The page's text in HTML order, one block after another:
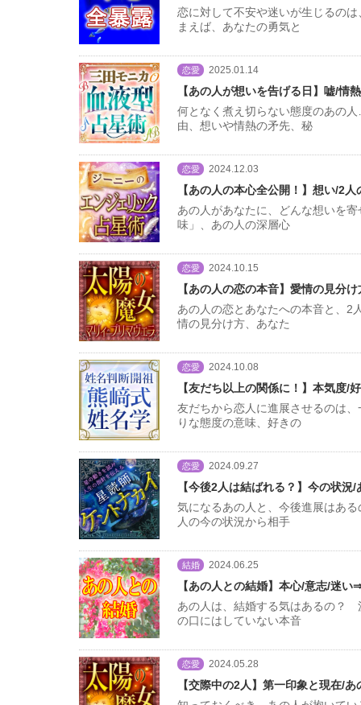
恋に対して不安や迷いが生じるの
まえば、あなたの勇気と
恋愛 2025.01.14
【あの人が想いを告げる日】嘘/情
何となく煮え切らない態度のあの
由、想いや情熱の矛先、秘
恋愛 2024.12.03
【あの人の本心全公開！】想い/2
あの人があなたに、どんな想いを
味」、あの人の深層心
恋愛 2024.10.15
【あの人の恋の本音】愛情の見分
あの人の恋とあなたへの本音と、
情の見分け方、あなた
恋愛 2024.10.08
【友だち以上の関係に！】本気度/
友だちから恋人に進展させるのは
りな態度の意味、好きの
恋愛 2024.09.27
【今後2人は結ばれる？】今の状
気になるあの人と、今後進展はあ
人の今の状況から相手
結婚 2024.06.25
【あの人との結婚】本心/意志/迷
あの人は、結婚する気はあるの
の口にはしていない本音
恋愛 2024.05.28
【交際中の2人】第一印象と現在/